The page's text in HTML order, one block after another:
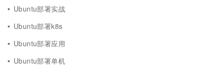
Ubuntu部署实战
Ubuntu部署k8s
Ubuntu部署应用
Ubuntu部署单机